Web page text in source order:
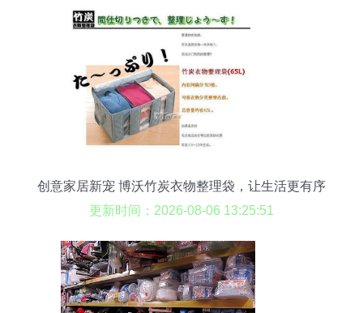
创意家居新宠 博沃竹炭衣物整理袋，让生活更有序
更新时间：2026-08-06 13:25:51